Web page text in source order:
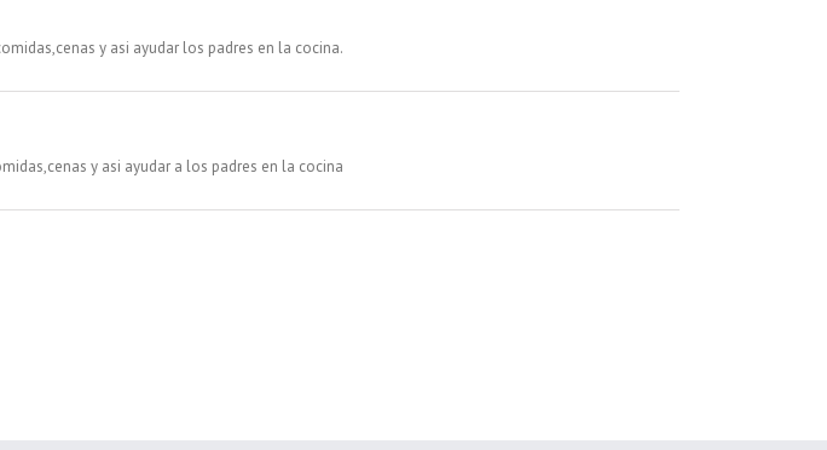
y asi ayudar los padres en la cocina.
y asi ayudar a los padres en la cocina